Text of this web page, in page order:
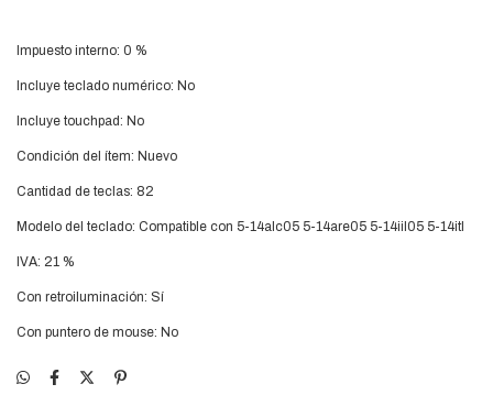
Impuesto interno: 0 %
Incluye teclado numérico: No
Incluye touchpad: No
Condición del ítem: Nuevo
Cantidad de teclas: 82
Modelo del teclado: Compatible con 5-14alc05 5-14are05 5-14iil05 5-14itl
IVA: 21 %
Con retroiluminación: Sí
Con puntero de mouse: No